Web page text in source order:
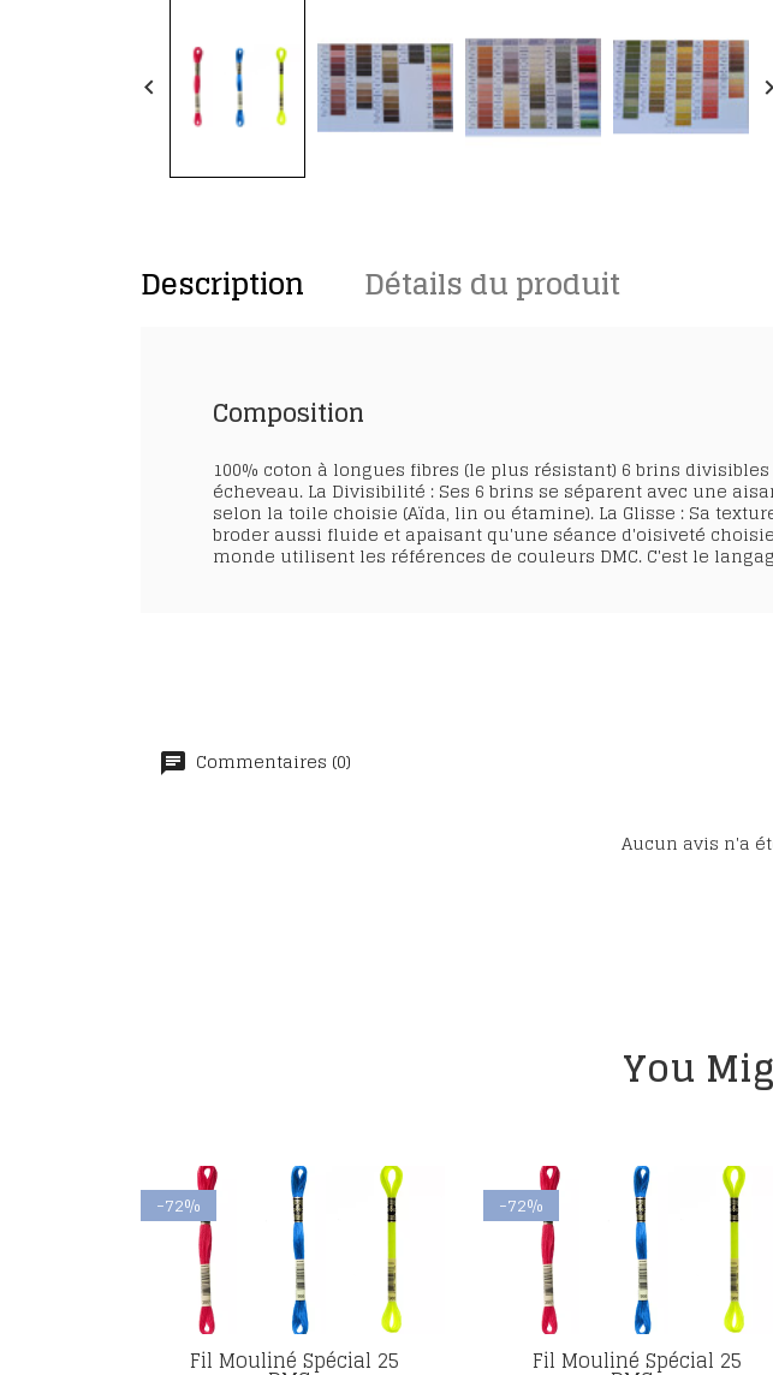
keyboard_arrow_left keyboard_arrow_right
Description Détails du produit
Composition
100% coton à longues fibres (le plus résistant) 6 brins
écheveau. La Divisibilité : Ses 6 brins se séparent avec une
selon la toile choisie (Aïda, lin ou étamine). La Glisse : Sa
broder aussi fluide et apaisant qu'une séance d'oisiveté
monde utilisent les références de couleurs DMC. C'est le
Commentaires (0)
Aucun avis n'a
You
Fil Mouliné Spécial 25
-72%
Fil Mouliné Spécial 25
-72%